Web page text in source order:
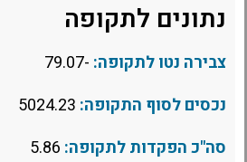
נתונים לתקופה
צבירה נטו לתקופה: -79.07
נכסים לסוף התקופה:
סה"כ הפקדות לתקופה: